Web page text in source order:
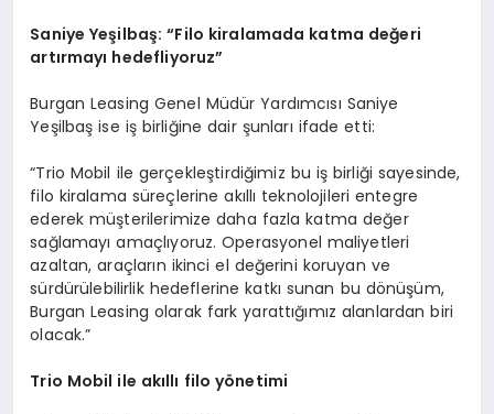
Saniye Yeşilbaş:“Filo kiralamada katma değeri
artırmayı hedefliyoruz”
Burgan Leasing Genel Müdür Yardımcısı Saniye
Yeşilbaş ise iş birliğine dair şunları ifade etti:
“Trio Mobil ile gerçekleştirdiğimiz bu iş birliği sayesinde,
filo kiralama süreçlerine akıllı teknolojileri entegre
ederek müşterilerimize daha fazla katma değer
sağlamayı amaçlıyoruz. Operasyonel maliyetleri
azaltan, araçların ikinci el değerini koruyan ve
sürdürülebilirlik hedeflerine katkı sunan bu dönüşüm,
Burgan Leasing olarak fark yarattığımız alanlardan biri
olacak.”
Trio Mobil ile akıllı filo yönetimi